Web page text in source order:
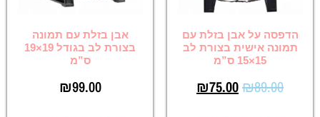
הדפסה על אבן בזלת עם
תמונה אישית בצורת לב
15×15 ס”מ
₪89.00
₪75.00
אבן בזלת עם תמונה
בצורת לב בגודל 19×19
ס”מ
₪99.00